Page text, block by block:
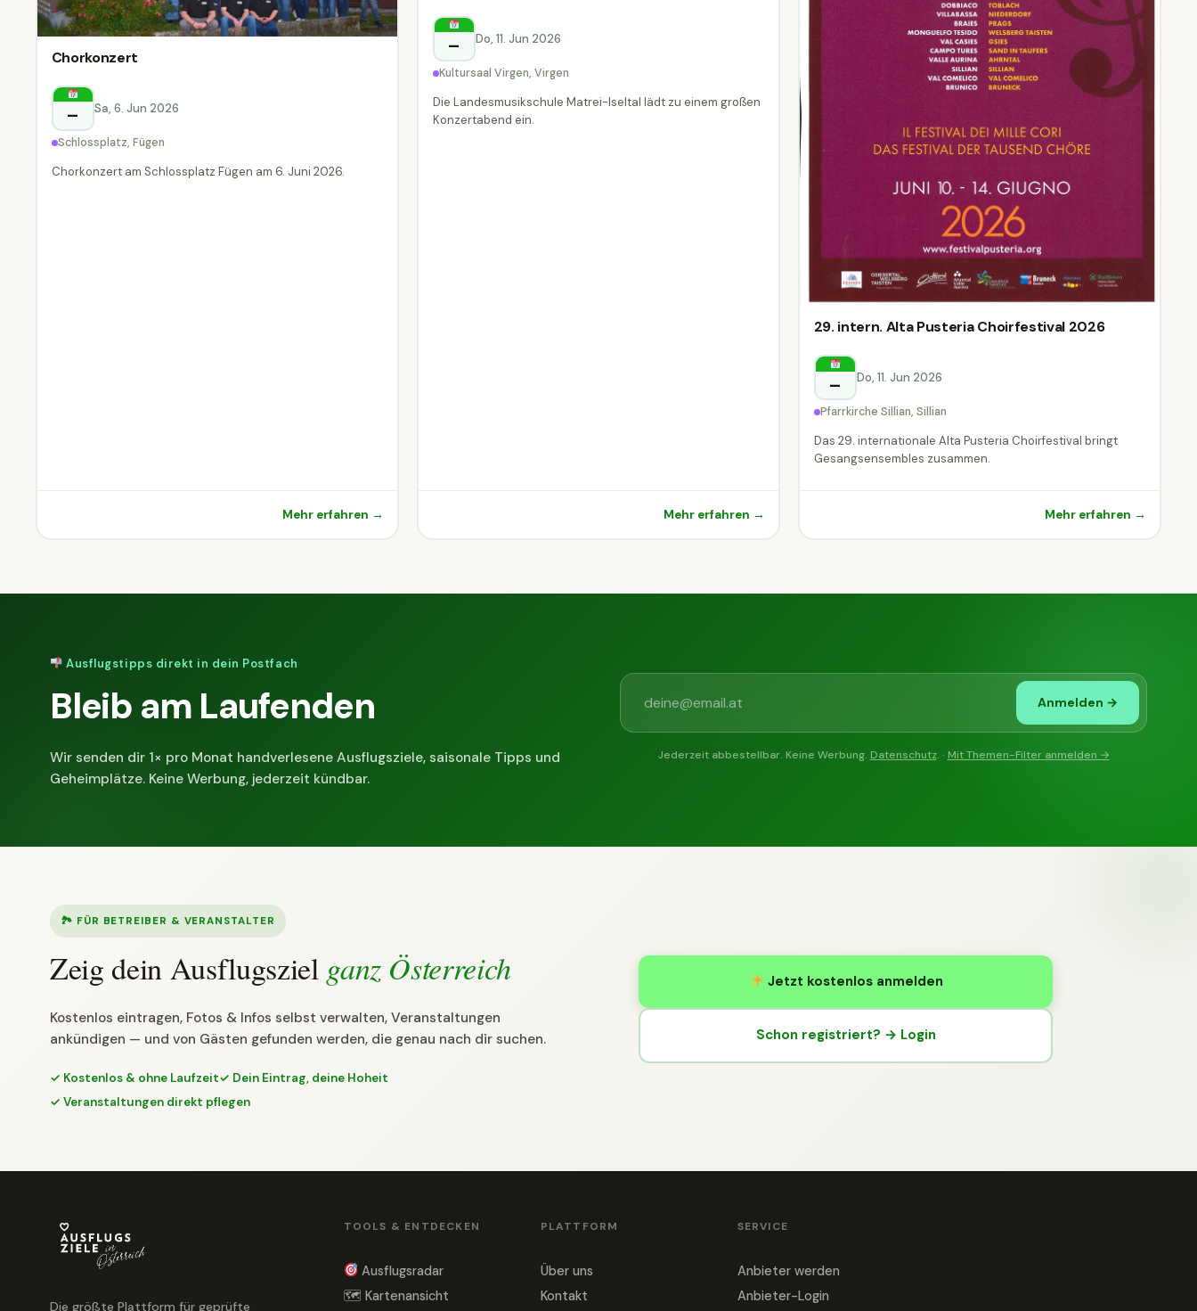
Chorkonzert
– Sa, 6. Jun 2026
Schlossplatz, Fügen
Chorkonzert am Schlossplatz Fügen am 6. Juni 2026.
Mehr erfahren →
– Do, 11. Jun 2026
Kultursaal Virgen, Virgen
Die Landesmusikschule Matrei-Iseltal lädt zu einem großen
Konzertabend ein.
Mehr erfahren →
29. intern. Alta Pusteria Choirfestival 2026
– Do, 11. Jun 2026
Pfarrkirche Sillian, Sillian
Das 29. internationale Alta Pusteria Choirfestival bringt
Gesangsensembles zusammen.
Mehr erfahren →
Ausflugstipps direkt in dein Postfach
Bleib am Laufenden
Wir senden dir 1× pro Monat handverlesene Ausflugsziele, saisonale Tipps und
Geheimplätze. Keine Werbung, jederzeit kündbar.
Anmelden →
Jederzeit abbestellbar. Keine Werbung. Datenschutz. · Mit Themen-Filter anmelden →
🏞 FÜR BETREIBER & VERANSTALTER
Zeig dein Ausflugsziel ganz Österreich
Kostenlos eintragen, Fotos & Infos selbst verwalten, Veranstaltungen
ankündigen — und von Gästen gefunden werden, die genau nach dir suchen.
✓ Kostenlos & ohne Laufzeit✓ Dein Eintrag, deine Hoheit
✓ Veranstaltungen direkt pflegen
Jetzt kostenlos anmelden
Schon registriert? → Login
Die größte Plattform für geprüfte
TOOLS & ENTDECKEN
Ausflugsradar
🗺 Kartenansicht
PLATTFORM
Über uns
Kontakt
SERVICE
Anbieter werden
Anbieter-Login